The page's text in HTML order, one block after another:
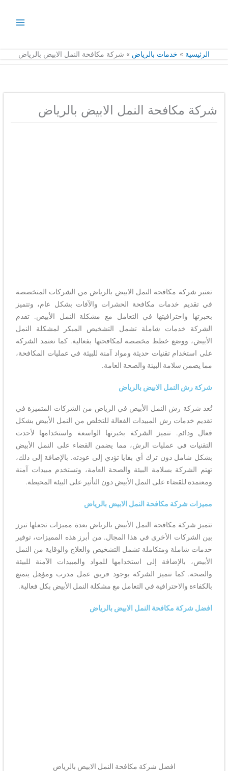
الرئيسية خدمات بالرياض شركة مكافحة النمل الابيض بالرياض
شركة مكافحة النمل الابيض بالرياض
تعتبر شركة مكافحة النمل الابيض بالرياض من الشركات المتخصصة
في تقديم خدمات مكافحة الحشرات والآفات بشكل عام، وتتميز
بخبرتها واحترافيتها في التعامل مع مشكلة النمل الأبيض. تقدم
الشركة خدمات شاملة تشمل التشخيص المبكر لمشكلة النمل
الأبيض، ووضع خطط مخصصة لمكافحتها بفعالية. كما تعتمد الشركة
على استخدام تقنيات حديثة ومواد آمنة للبيئة في عمليات المكافحة،
مما يضمن سلامة البيئة والصحة العامة.
شركة رش النمل الابيض بالرياض
تُعد شركة رش النمل الأبيض في الرياض من الشركات المتميزة في
تقديم خدمات رش المبيدات الفعالة للتخلص من النمل الأبيض بشكل
فعال ودائم. تتميز الشركة بخبرتها الواسعة واستخدامها لأحدث
التقنيات في عمليات الرش، مما يضمن القضاء على النمل الأبيض
بشكل شامل دون ترك أي بقايا تؤدي إلى عودته. بالإضافة إلى ذلك،
تهتم الشركة بسلامة البيئة والصحة العامة، وتستخدم مبيدات آمنة
ومعتمدة للقضاء على النمل الأبيض دون التأثير على البيئة المحيطة.
مميزات شركة مكافحة النمل الابيض بالرياض
تتميز شركة مكافحة النمل الأبيض بالرياض بعدة مميزات تجعلها تبرز
بين الشركات الأخرى في هذا المجال. من أبرز هذه المميزات، توفير
خدمات شاملة ومتكاملة تشمل التشخيص والعلاج والوقاية من النمل
الأبيض، بالإضافة إلى استخدامها للمواد والمبيدات الآمنة للبيئة
والصحة. كما تتميز الشركة بوجود فريق عمل مدرب ومؤهل يتمتع
بالكفاءة والاحترافية في التعامل مع مشكلة النمل الأبيض بكل فعالية.
افضل شركة مكافحة النمل الابيض بالرياض
افضل شركة مكافحة النمل الابيض بالرياض